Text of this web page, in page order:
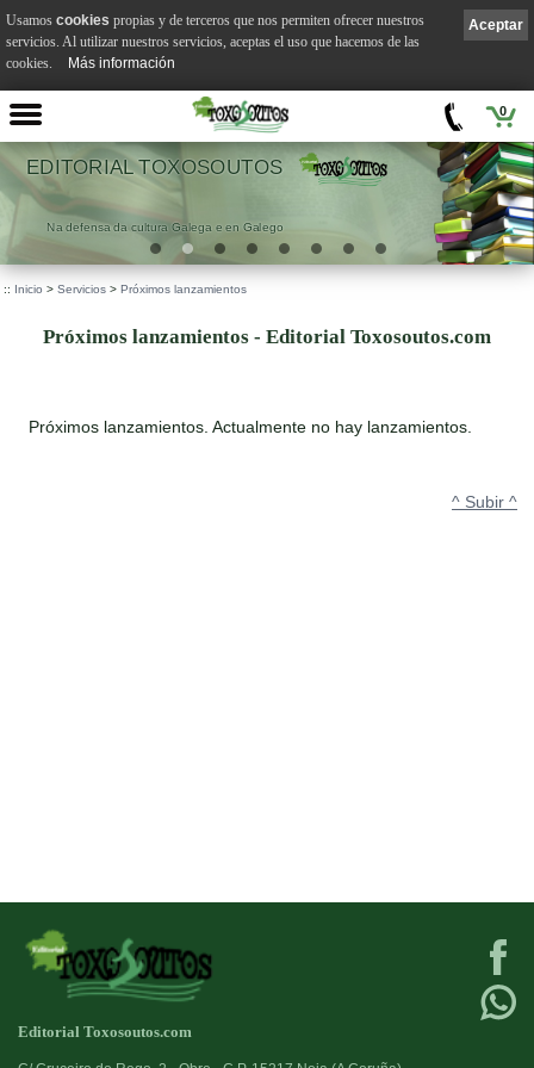
0
EDITORIAL TOXOSOUTOS
Na defensa da cultura Galega e en Galego
:: Inicio > Servicios > Próximos lanzamientos
Próximos lanzamientos - Editorial Toxosoutos.com
Próximos lanzamientos. Actualmente no hay lanzamientos.
^ Subir ^
Editorial Toxosoutos.com
Aceptar
Usamos cookies propias y de terceros que nos permiten ofrecer nuestros
servicios. Al utilizar nuestros servicios, aceptas el uso que hacemos de las
cookies.
Más información